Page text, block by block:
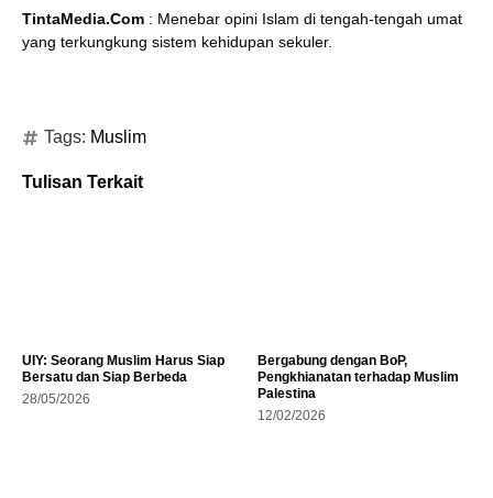
TintaMedia.Com : Menebar opini Islam di tengah-tengah umat
yang terkungkung sistem kehidupan sekuler.
Tags: Muslim
Tulisan Terkait
UIY: Seorang Muslim Harus Siap
Bersatu dan Siap Berbeda
28/05/2026
Bergabung dengan BoP,
Pengkhianatan terhadap Muslim
Palestina
12/02/2026